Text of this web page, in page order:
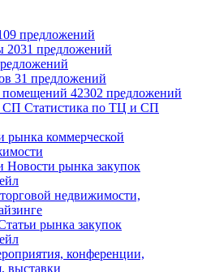
предложений
2031 предложений
31 предложений
помещений 42302 предложений
СП Статистика по ТЦ и СП
рынка коммерческой
Новости рынка закупок
недвижимости,
рынка закупок
конференции,
выставки